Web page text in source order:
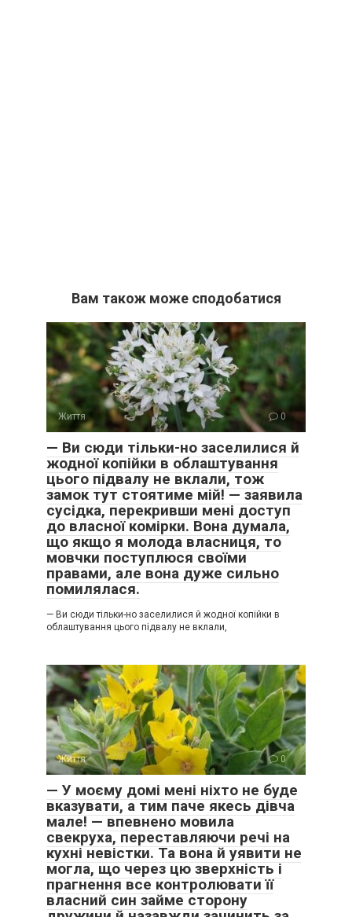
Вам також може сподобатися
Життя 0
— Ви сюди тільки-но заселилися й
жодної копійки в облаштування
цього підвалу не вклали, тож
замок тут стоятиме мій! — заявила
сусідка, перекривши мені доступ
до власної комірки. Вона думала,
що якщо я молода власниця, то
мовчки поступлюся своїми
правами, але вона дуже сильно
помилялася.
— Ви сюди тільки-но заселилися й жодної копійки в
облаштування цього підвалу не вклали,
Життя 0
— У моєму домі мені ніхто не буде
вказувати, а тим паче якесь дівча
мале! — впевнено мовила
свекруха, переставляючи речі на
кухні невістки. Та вона й уявити не
могла, що через цю зверхність і
прагнення все контролювати її
власний син займе сторону